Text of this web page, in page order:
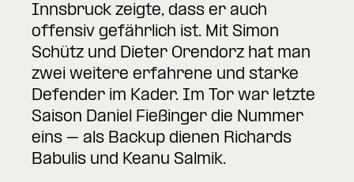
Innsbruck zeigte, dass er auch
offensiv gefährlich ist. Mit Simon
Schütz und Dieter Orendorz hat man
zwei weitere erfahrene und starke
Defender im Kader. Im Tor war letzte
Saison Daniel Fießinger die Nummer
eins – als Backup dienen Richards
Babulis und Keanu Salmik.